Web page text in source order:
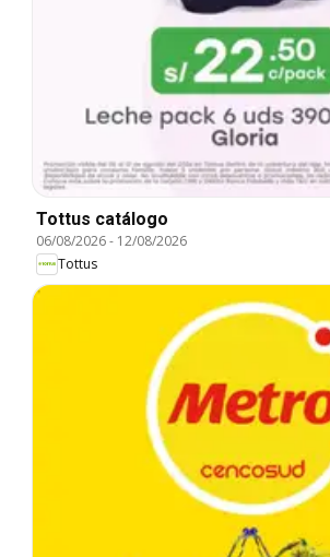
Tottus catálogo
06/08/2026- 12/08/2026
Tottus